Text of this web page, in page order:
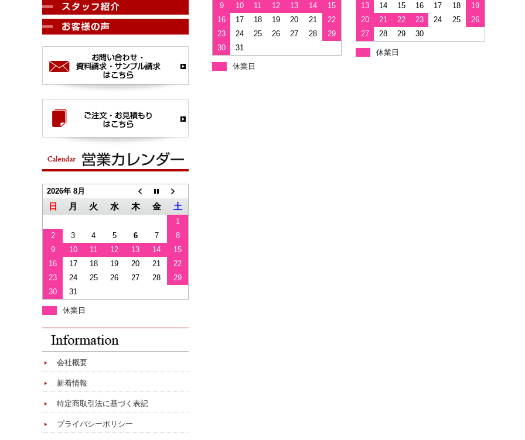
9
10 11 12 13 14
15
16
17 18 19 20 21
22
23
24 25 26 27 28
29
30
31
休業日
13
14 15 16 17 18
19
20
21 22 23 24 25
26
27
28 29 30
休業日
2026年 8月
日 月 火 水 木 金 土
1
2
3 4 5 6 7
8
9
10 11 12 13 14
15
16
17 18 19 20 21
22
23
24 25 26 27 28
29
30
31
休業日
会社概要
新着情報
特定商取引法に基づく表記
プライバシーポリシー